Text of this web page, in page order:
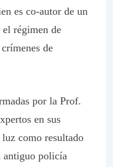
es co-autor de un
régimen de
de
por la Prof.
en sus
como resultado
antiguo policía